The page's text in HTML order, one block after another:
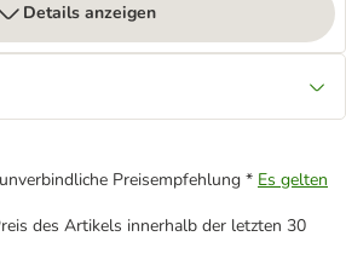
Details anzeigen
Preisempfehlung * Es gelten
des Artikels innerhalb der letzten 30